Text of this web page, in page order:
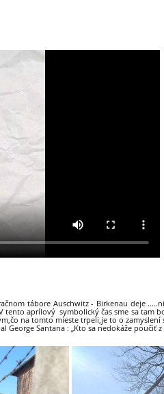
tábore Auschwitz - Birkenau deje
aprílový symbolický čas sme sa tam
na tomto mieste trpeli,je to o
Santana : „Kto sa nedokáže poučiť